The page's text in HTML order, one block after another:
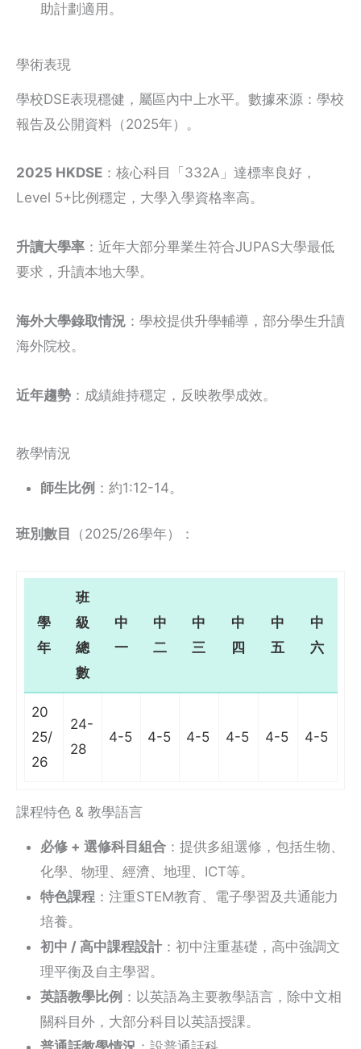
助計劃適用。
學術表現
學校DSE表現穩健，屬區內中上水平。數據來源：學校
報告及公開資料（2025年）。
2025 HKDSE ：核心科目「332A」達標率良好，
Level 5+比例穩定，大學入學資格率高。
升讀大學率 ：近年大部分畢業生符合JUPAS大學最低
要求，升讀本地大學。
海外大學錄取情況 ：學校提供升學輔導，部分學生升讀
海外院校。
近年趨勢 ：成績維持穩定，反映教學成效。
教學情況
師生比例 ：約1:12-14。
班別數目 （2025/26學年）：
學
年
班
級
總
數
中
一
中
二
中
三
中
四
中
五
中
六
20
25/
26
24-
28
4-5 4-5 4-5 4-5 4-5 4-5
課程特色 & 教學語言
必修 + 選修科目組合 ：提供多組選修，包括生物、
化學、物理、經濟、地理、ICT等。
特色課程 ：注重STEM教育、電子學習及共通能力
培養。
初中 / 高中課程設計 ：初中注重基礎，高中強調文
理平衡及自主學習。
英語教學比例 ：以英語為主要教學語言，除中文相
關科目外，大部分科目以英語授課。